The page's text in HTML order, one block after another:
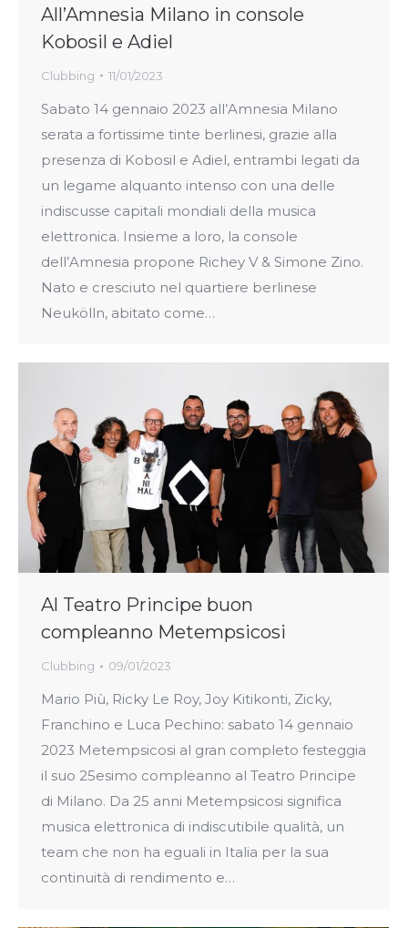
All’Amnesia Milano in console
Kobosil e Adiel
Clubbing 11/01/2023
Sabato 14 gennaio 2023 all’Amnesia Milano
serata a fortissime tinte berlinesi, grazie alla
presenza di Kobosil e Adiel, entrambi legati da
un legame alquanto intenso con una delle
indiscusse capitali mondiali della musica
elettronica. Insieme a loro, la console
dell’Amnesia propone Richey V & Simone Zino.
Nato e cresciuto nel quartiere berlinese
Neukölln, abitato come…
Al Teatro Principe buon
compleanno Metempsicosi
Clubbing 09/01/2023
Mario Più, Ricky Le Roy, Joy Kitikonti, Zicky,
Franchino e Luca Pechino: sabato 14 gennaio
2023 Metempsicosi al gran completo festeggia
il suo 25esimo compleanno al Teatro Principe
di Milano. Da 25 anni Metempsicosi significa
musica elettronica di indiscutibile qualità, un
team che non ha eguali in Italia per la sua
continuità di rendimento e…